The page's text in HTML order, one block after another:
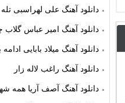
دانلود آهنگ علی لهراسبی تله
دانلود آهنگ امیر عباس گلاب
دانلود آهنگ میلاد بابایی ادامه
دانلود آهنگ راغب لاله زار
دانلود آهنگ آصف آریا همه